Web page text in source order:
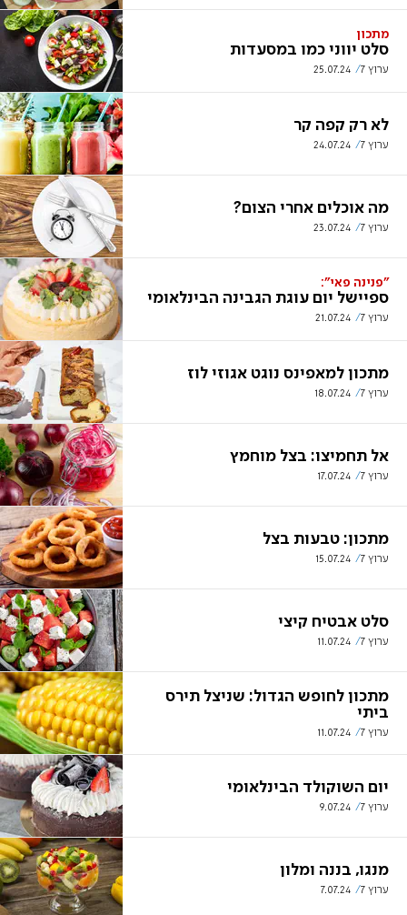
מתכון
סלט יווני כמו במסעדות
ערוץ 7 25.07.24
לא רק קפה קר
ערוץ 7 24.07.24
מה אוכלים אחרי הצום?
ערוץ 7 23.07.24
"פנינה פאי":
ספיישל יום עוגת הגבינה הבינלאומי
ערוץ 7 21.07.24
מתכון למאפינס נוגט אגוזי לוז
ערוץ 7 18.07.24
אל תחמיצו: בצל מוחמץ
ערוץ 7 17.07.24
מתכון: טבעות בצל
ערוץ 7 15.07.24
סלט אבטיח קיצי
ערוץ 7 11.07.24
מתכון לחופש הגדול: שניצל תירס
ביתי
ערוץ 7 11.07.24
יום השוקולד הבינלאומי
ערוץ 7 9.07.24
מנגו, בננה ומלון
ערוץ 7 7.07.24